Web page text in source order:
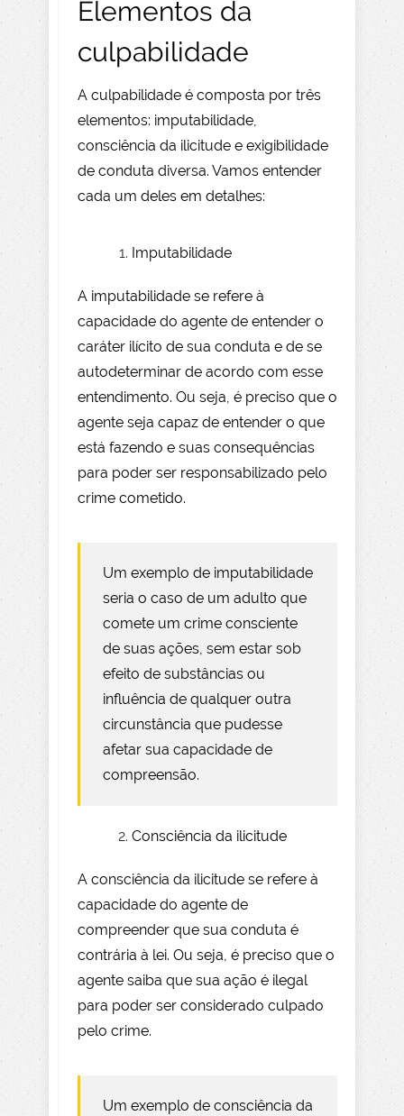
Elementos da
culpabilidade
A culpabilidade é composta por três
elementos: imputabilidade,
consciência da ilicitude e exigibilidade
de conduta diversa. Vamos entender
cada um deles em detalhes:
Imputabilidade
A imputabilidade se refere à
capacidade do agente de entender o
caráter ilícito de sua conduta e de se
autodeterminar de acordo com esse
entendimento. Ou seja, é preciso que o
agente seja capaz de entender o que
está fazendo e suas consequências
para poder ser responsabilizado pelo
crime cometido.
Um exemplo de imputabilidade
seria o caso de um adulto que
comete um crime consciente
de suas ações, sem estar sob
efeito de substâncias ou
influência de qualquer outra
circunstância que pudesse
afetar sua capacidade de
compreensão.
Consciência da ilicitude
A consciência da ilicitude se refere à
capacidade do agente de
compreender que sua conduta é
contrária à lei. Ou seja, é preciso que o
agente saiba que sua ação é ilegal
para poder ser considerado culpado
pelo crime.
Um exemplo de consciência da